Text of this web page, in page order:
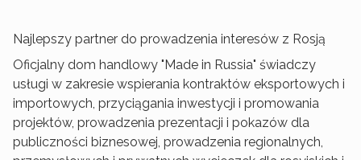
Najlepszy partner do prowadzenia interesów z Rosją
Oficjalny dom handlowy "Made in Russia" świadczy
usługi w zakresie wspierania kontraktów eksportowych i
importowych, przyciągania inwestycji i promowania
projektów, prowadzenia prezentacji i pokazów dla
publiczności biznesowej, prowadzenia regionalnych,